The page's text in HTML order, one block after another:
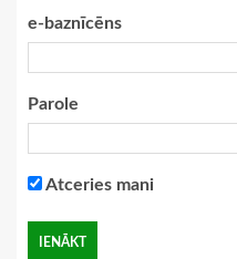
e-baznīcēns
Parole
Atceries mani